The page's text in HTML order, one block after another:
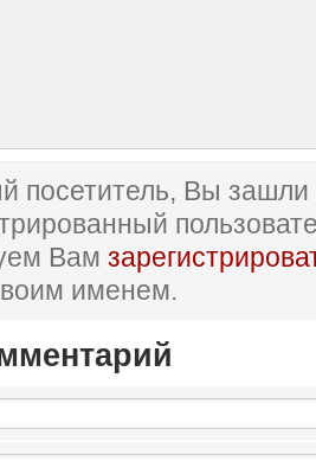
посетитель, Вы зашли
Вам
именем.